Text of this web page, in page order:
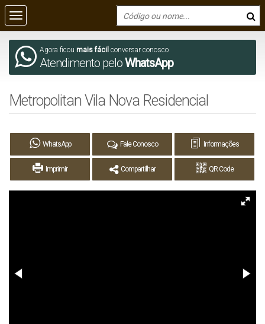
Agora ficou mais fácil conversar conosco
Atendimento peloWhatsApp
Metropolitan Vila Nova Residencial
WhatsApp Fale Conosco Informações
Imprimir Compartilhar QR Code